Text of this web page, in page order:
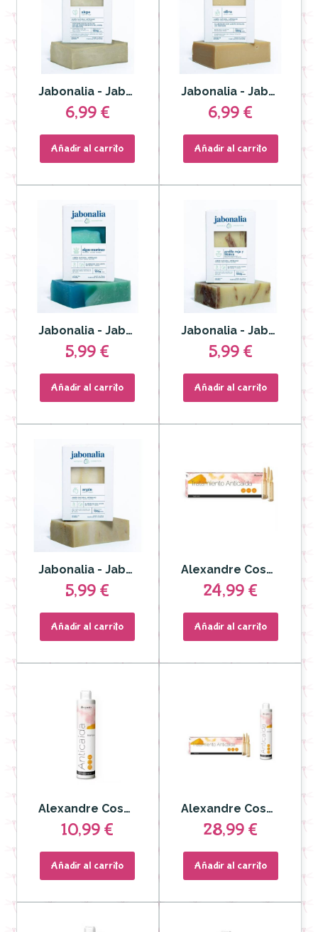
Jabonalia - Jabón de Alepo PREMIUM
6,99 €
Añadir al carrito
Jabonalia - Jabón de Oliva
6,99 €
Añadir al carrito
Jabonalia - Jabón de Algas Marinas
5,99 €
Añadir al carrito
Jabonalia - Jabón de Arcilla Roja y Blanca
5,99 €
Añadir al carrito
Jabonalia - Jabón de Argán
5,99 €
Añadir al carrito
Alexandre Cosmetics - Ampollas Tratamiento Anticaída 12 ud
24,99 €
Añadir al carrito
Alexandre Cosmetics - Champú Anticaída
10,99 €
Añadir al carrito
Alexandre Cosmetics - Champú Anticaída y Ampollas Tratamiento Anticaída 12 ud
28,99 €
Añadir al carrito